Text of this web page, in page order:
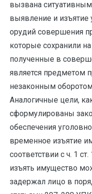
вызвана
выявление и изъятие
орудий совершения
которые сохранили
полученные в
является предметом
незаконным
Аналогичные цели,
сформулированы
обеспечения
временное изъятие
соответствии с ч. 1
изъять имущество
задержал лицо в